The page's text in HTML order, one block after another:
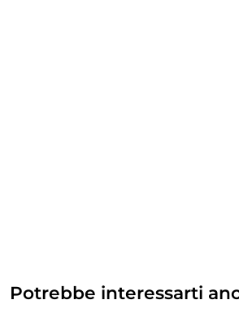
Potrebbe interessarti